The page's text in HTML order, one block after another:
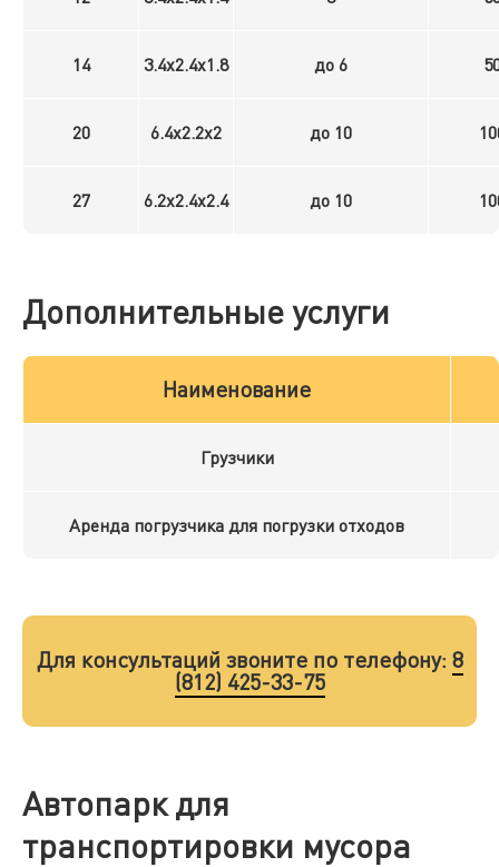
14 3.4x2.4x1.8 до 6
20 6.4x2.2x2 до 10
27 6.2x2.4x2.4 до 10
Дополнительные услуги
Наименование
Грузчики
Аренда погрузчика для погрузки отходов
Для консультаций звоните по телефону: 8
(812) 425-33-75
Автопарк для
транспортировки мусора